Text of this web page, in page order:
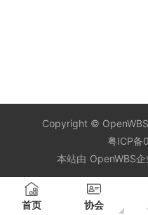
首页 协会
Copyright ©
粤ICP
本站由 OpenWBS